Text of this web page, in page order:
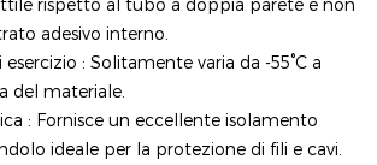
adesivo interno.
: Solitamente varia da -55°C a
del materiale.
: Fornisce un eccellente isolamento
ideale per la protezione di fili e cavi.